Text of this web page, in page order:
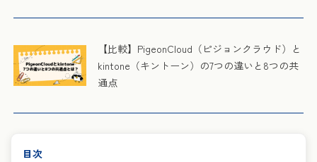
【比較】PigeonCloud（ピジョンクラウド）と
kintone（キントーン）の7つの違いと8つの共
通点
目次